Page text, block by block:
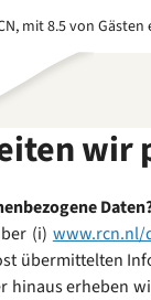
mit 8.5 von
wir
(i) www.rcn.nl/
übermittelten
hinaus